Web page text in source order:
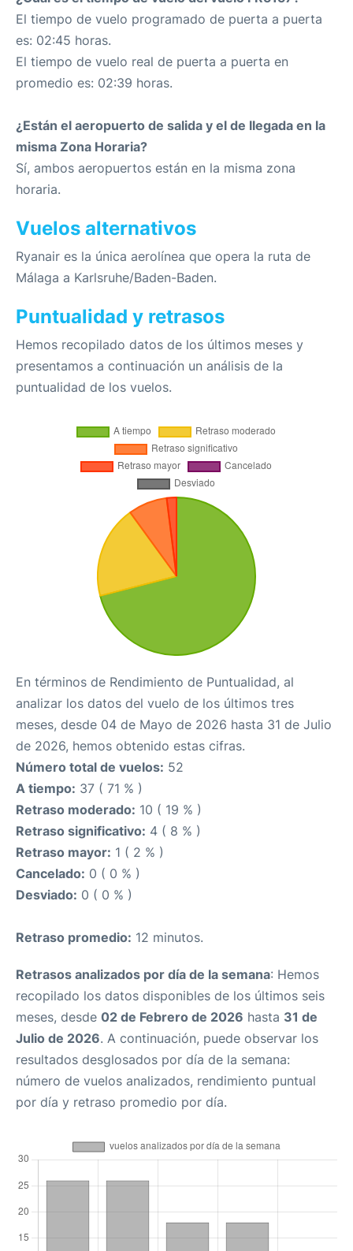
El tiempo de vuelo programado de puerta a puerta
es: 02:45 horas.
El tiempo de vuelo real de puerta a puerta en
promedio es: 02:39 horas.
¿Están el aeropuerto de salida y el de llegada en la
misma Zona Horaria?
Sí, ambos aeropuertos están en la misma zona
horaria.
Vuelos alternativos
Ryanair es la única aerolínea que opera la ruta de
Málaga a Karlsruhe/Baden-Baden.
Puntualidad y retrasos
Hemos recopilado datos de los últimos meses y
presentamos a continuación un análisis de la
puntualidad de los vuelos.
En términos de Rendimiento de Puntualidad, al
analizar los datos del vuelo de los últimos tres
meses, desde 04 de Mayo de 2026 hasta 31 de Julio
de 2026, hemos obtenido estas cifras.
Número total de vuelos: 52
A tiempo: 37 ( 71 % )
Retraso moderado: 10 ( 19 % )
Retraso significativo: 4 ( 8 % )
Retraso mayor: 1 ( 2 % )
Cancelado: 0 ( 0 % )
Desviado: 0 ( 0 % )
Retraso promedio: 12 minutos.
Retrasos analizados por día de la semana: Hemos
recopilado los datos disponibles de los últimos seis
meses, desde 02 de Febrero de 2026 hasta 31 de
Julio de 2026. A continuación, puede observar los
resultados desglosados por día de la semana:
número de vuelos analizados, rendimiento puntual
por día y retraso promedio por día.